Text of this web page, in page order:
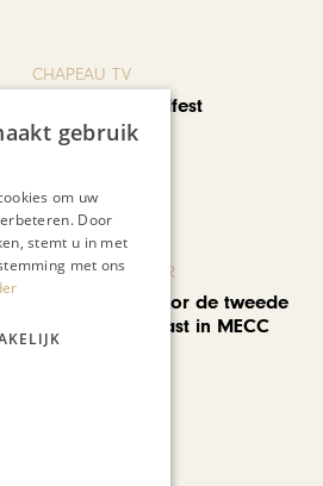
CHAPEAU TV
Noorbeek Foodfest
KUNST & CULTUUR
EuropArtFair voor de tweede
keer op rij te gast in MECC
Maastricht
gebruik
om uw
Door
stemt u in met
met ons